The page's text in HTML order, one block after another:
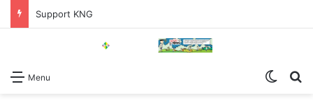
Support KNG
Menu